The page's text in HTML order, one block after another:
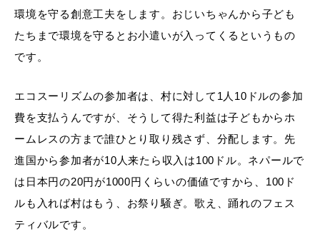
環境を守る創意工夫をします。おじいちゃんから子ども
たちまで環境を守るとお小遣いが入ってくるというもの
です。
エコスーリズムの参加者は、村に対して1人10ドルの参加
費を支払うんですが、そうして得た利益は子どもからホ
ームレスの方まで誰ひとり取り残さず、分配します。先
進国から参加者が10人来たら収入は100ドル。ネパールで
は日本円の20円が1000円くらいの価値ですから、100ド
ルも入れば村はもう、お祭り騒ぎ。歌え、踊れのフェス
ティバルです。